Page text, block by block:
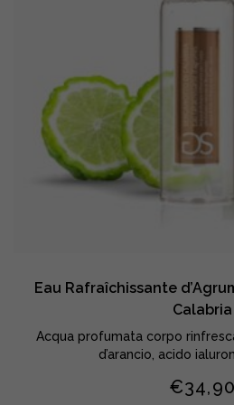
Eau Rafraîchissante
Calabria
Acqua profumata corpo
d’arancio, acido
€34,90